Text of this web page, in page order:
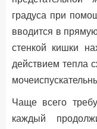
градуса при
вводится в
стенкой кишки
действием тепла
Чаще всего
каждый